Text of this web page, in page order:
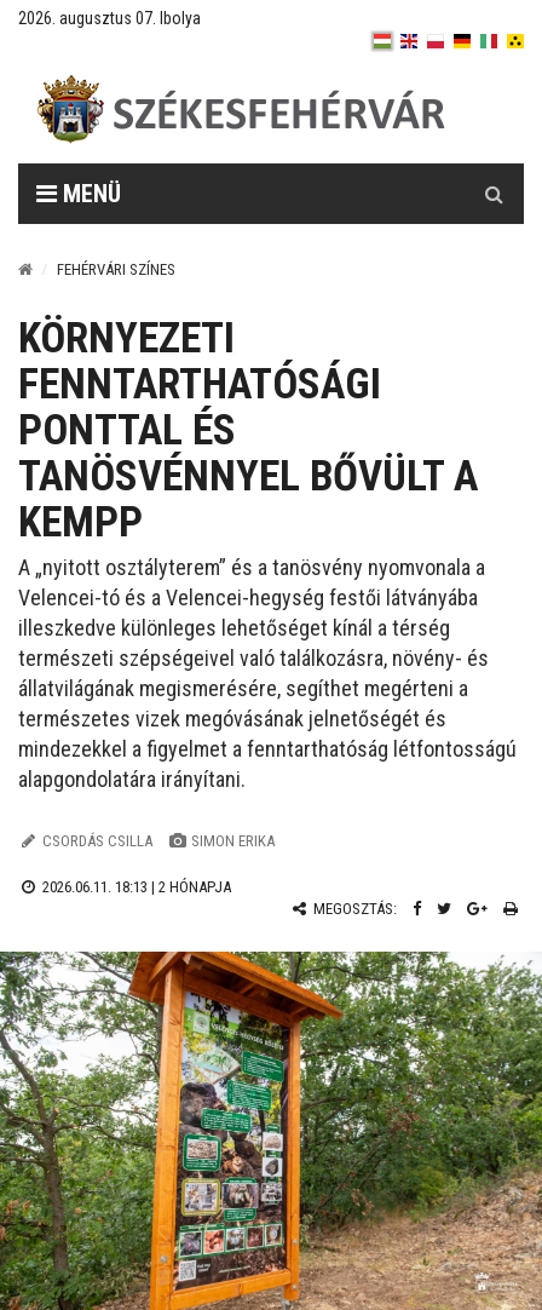
2026. augusztus 07. Ibolya
MENÜ
FEHÉRVÁRI SZÍNES
KÖRNYEZETI
FENNTARTHATÓSÁGI
PONTTAL ÉS
TANÖSVÉNNYEL BŐVÜLT A
KEMPP
A „nyitott osztályterem” és a tanösvény nyomvonala a
Velencei-tó és a Velencei-hegység festői látványába
illeszkedve különleges lehetőséget kínál a térség
természeti szépségeivel való találkozásra, növény- és
állatvilágának megismerésére, segíthet megérteni a
természetes vizek megóvásának jelnetőségét és
mindezekkel a figyelmet a fenntarthatóság létfontosságú
alapgondolatára irányítani.
CSORDÁS CSILLA SIMON ERIKA
2026.06.11. 18:13 | 2 HÓNAPJA
MEGOSZTÁS: